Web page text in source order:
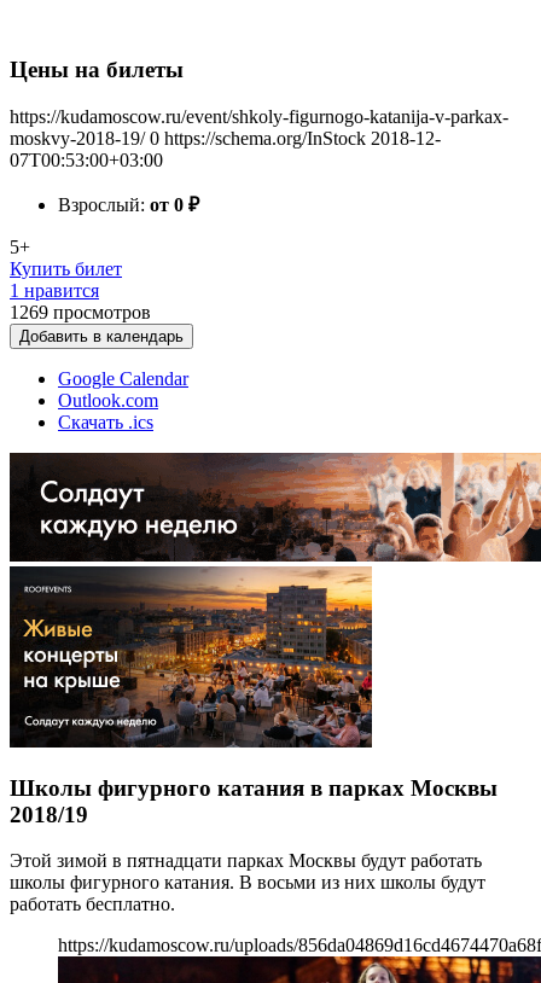
Цены на билеты
https://kudamoscow.ru/event/shkoly-figurnogo-katanija-v-parkax-
moskvy-2018-19/ 0 https://schema.org/InStock 2018-12-
07T00:53:00+03:00
Взрослый: от 0 ₽
5+
Купить билет
1 нравится
1269 просмотров
Добавить в календарь
Google Calendar
Outlook.com
Скачать .ics
Школы фигурного катания в парках Москвы
2018/19
Этой зимой в пятнадцати парках Москвы будут работать
школы фигурного катания. В восьми из них школы будут
работать бесплатно.
https://kudamoscow.ru/uploads/